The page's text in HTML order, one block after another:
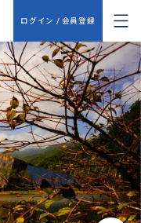
ログイン / 会員登録